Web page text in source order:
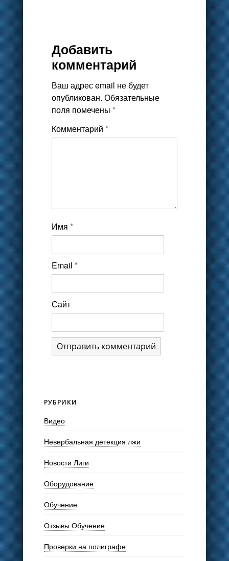
Добавить
комментарий
Ваш адрес email не будет
опубликован. Обязательные
поля помечены *
Комментарий *
Имя *
Email *
Сайт
РУБРИКИ
Видео
Невербальная детекция лжи
Новости Лиги
Оборудование
Обучение
Отзывы Обучение
Проверки на полиграфе